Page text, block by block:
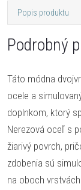
Popis produktu
Podrobný
Táto módna
ocele a
doplnkom, ktorý
Nerezová oceľ s
žiarivý povrch,
zdobenia sú
na oboch